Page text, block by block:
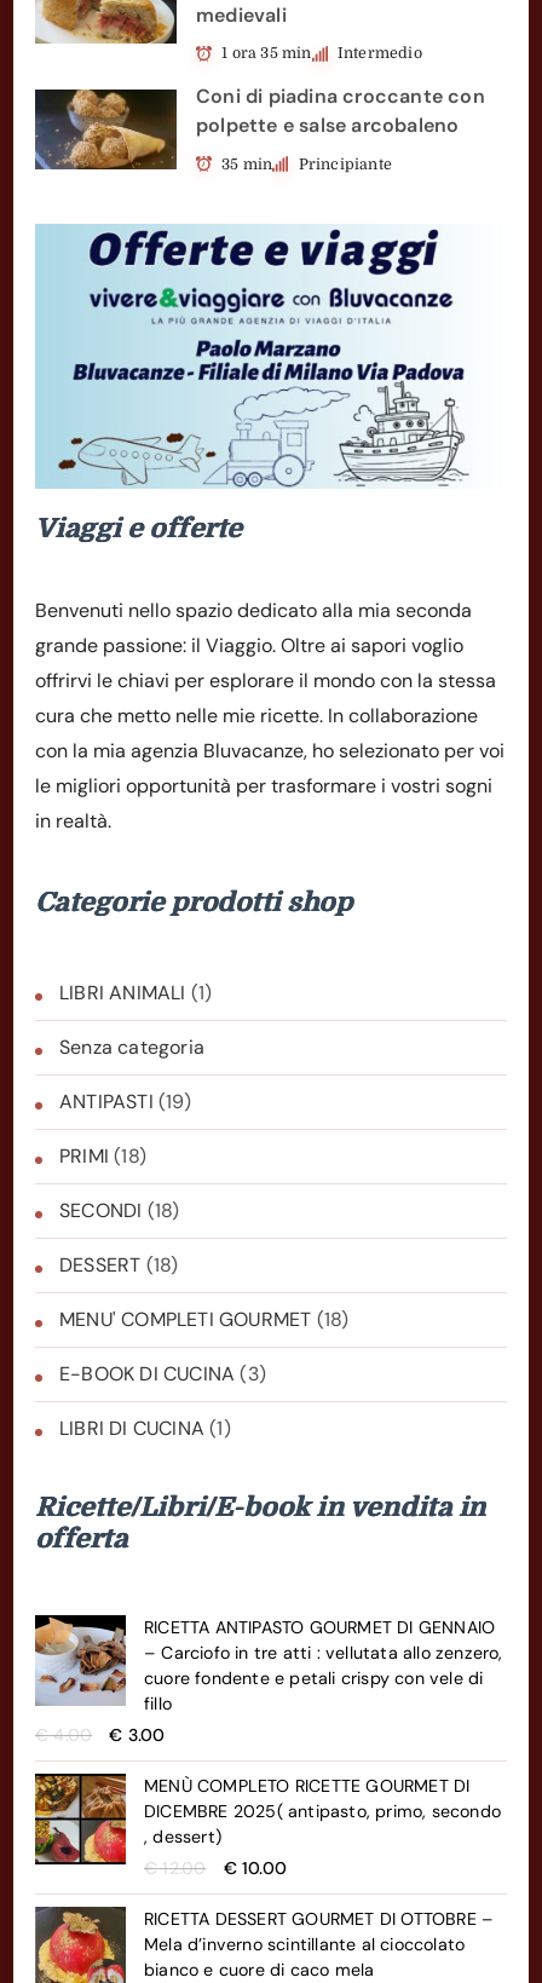
medievali
1 ora 35 min Intermedio
Coni di piadina croccante con
polpette e salse arcobaleno
35 min Principiante
Viaggi e offerte
Benvenuti nello spazio dedicato alla mia seconda
grande passione: il Viaggio. Oltre ai sapori voglio
offrirvi le chiavi per esplorare il mondo con la stessa
cura che metto nelle mie ricette. In collaborazione
con la mia agenzia Bluvacanze, ho selezionato per voi
le migliori opportunità per trasformare i vostri sogni
in realtà.
Categorie prodotti shop
LIBRI ANIMALI (1)
Senza categoria
ANTIPASTI (19)
PRIMI (18)
SECONDI (18)
DESSERT (18)
MENU' COMPLETI GOURMET (18)
E-BOOK DI CUCINA (3)
LIBRI DI CUCINA (1)
Ricette/Libri/E-book in vendita in
offerta
RICETTA ANTIPASTO GOURMET DI GENNAIO
– Carciofo in tre atti : vellutata allo zenzero,
cuore fondente e petali crispy con vele di
fillo
€4.00
prezzo
originale
era:
€ 4.00.
€ 3.00Il
prezzo
attuale
è:
€ 3.00.
MENÙ COMPLETO RICETTE GOURMET DI
DICEMBRE 2025( antipasto, primo, secondo
, dessert)
€12.00
prezzo
originale
era:
€ 12.00.
€10.00Il
prezzo
attuale
è:
€ 10.00.
RICETTA DESSERT GOURMET DI OTTOBRE –
Mela d’inverno scintillante al cioccolato
bianco e cuore di caco mela